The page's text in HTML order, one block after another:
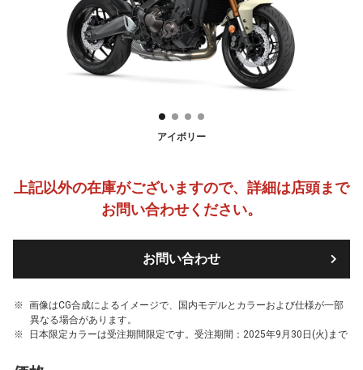
アイボリー
上記以外の在庫がございますので、詳細は店頭まで
お問い合わせください。
お問い合わせ
画像はCG合成によるイメージで、国内モデルとカラーおよび仕様が一部
異なる場合があります。
日本限定カラーは受注期間限定です。受注期間：2025年9月30日(火)まで